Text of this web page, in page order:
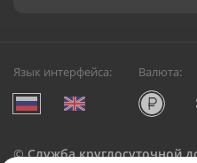
Язык интерфейса: Валюта:
©Служба круглосуточной